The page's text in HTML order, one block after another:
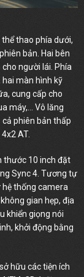
thao phía dưới,
bản. Hai bên
người lái. Phía
hai màn hình kỹ
cung cấp cho
máy,... Vô lăng
phiên bản thấp
AT.
thước 10 inch đặt
Sync 4. Tương tự
hệ thống camera
gian hẹp, địa
khiển giọng nói
khởi động bằng
hữu các tiện ích